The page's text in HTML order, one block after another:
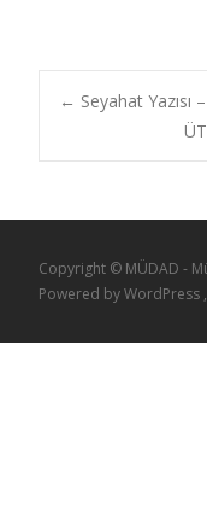
← Seyahat Yazısı
Copyright © MÜDAD -
Powered by WordPress